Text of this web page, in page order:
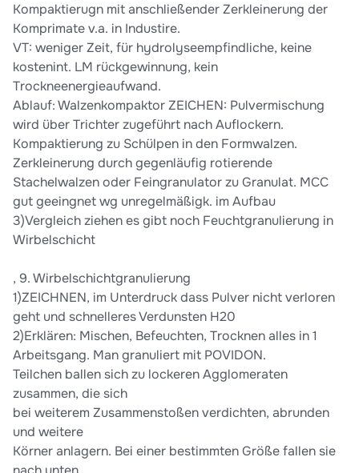
Kompaktierugn mit anschließender Zerkleinerung der
Komprimate v.a. in Industire.
VT: weniger Zeit, für hydrolyseempfindliche, keine
kostenint. LM rückgewinnung, kein
Trockneenergieaufwand.
Ablauf: Walzenkompaktor ZEICHEN: Pulvermischung
wird über Trichter zugeführt nach Auflockern.
Kompaktierung zu Schülpen in den Formwalzen.
Zerkleinerung durch gegenläufig rotierende
Stachelwalzen oder Feingranulator zu Granulat. MCC
gut geeingnet wg unregelmäßigk. im Aufbau
3)Vergleich ziehen es gibt noch Feuchtgranulierung in
Wirbelschicht
, 9. Wirbelschichtgranulierung
1)ZEICHNEN, im Unterdruck dass Pulver nicht verloren
geht und schnelleres Verdunsten H20
2)Erklären: Mischen, Befeuchten, Trocknen alles in 1
Arbeitsgang. Man granuliert mit POVIDON.
Teilchen ballen sich zu lockeren Agglomeraten
zusammen, die sich
bei weiterem Zusammenstoßen verdichten, abrunden
und weitere
Körner anlagern. Bei einer bestimmten Größe fallen sie